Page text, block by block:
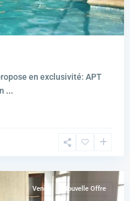
en exclusivité: APT
...
Vendu Nouvelle Offre